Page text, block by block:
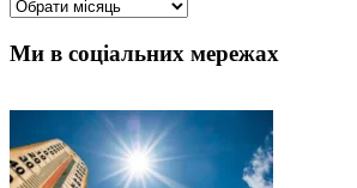
Ми в соціальних мережах